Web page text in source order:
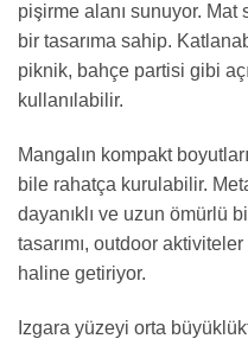
pişirme alanı sunuyor.
bir tasarıma sahip.
piknik, bahçe partisi gibi
kullanılabilir.
Mangalın kompakt
bile rahatça kurulabilir.
dayanıklı ve uzun ömürlü
tasarımı, outdoor
haline getiriyor.
Izgara yüzeyi orta